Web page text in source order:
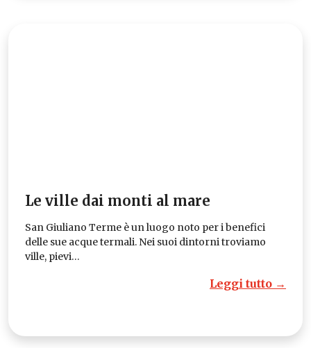
Le ville dai monti al mare
San Giuliano Terme è un luogo noto per i benefici
delle sue acque termali. Nei suoi dintorni troviamo
ville, pievi…
Leggi tutto →